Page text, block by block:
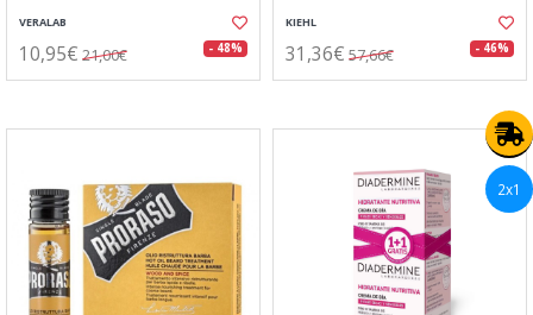
VERALAB
10,95€ 21,00€ - 48%
KIEHL
31,36€ 57,66€ - 46%
2x1